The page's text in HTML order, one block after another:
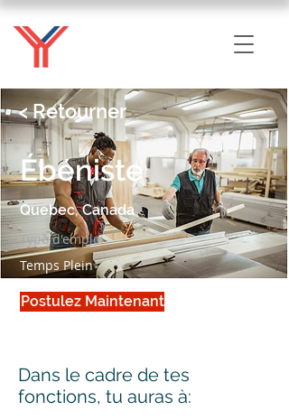
< Retourner
Ébéniste
Quebec, Canada
Type d'emploi
Temps Plein
Postulez Maintenant
Dans le cadre de tes
fonctions, tu auras à: